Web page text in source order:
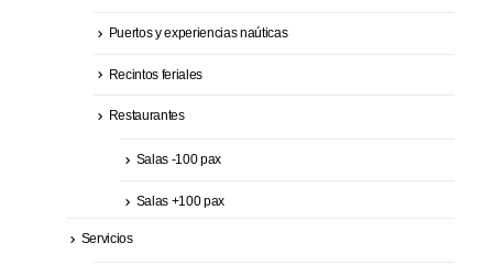
Puertos y experiencias naúticas
Recintos feriales
Restaurantes
Salas -100 pax
Salas +100 pax
Servicios